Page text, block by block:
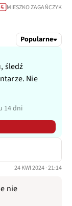
MIESZKO ZAGAŃCZYK
Popularne
śledź
Nie
14 dni
24 KWI 2024 · 21:14
nie